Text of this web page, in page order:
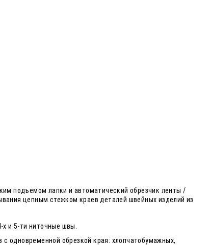
подъемом лапки и автоматический обрезчик ленты /
цепным стежком краев деталей швейных изделий из
и 5-ти ниточные швы.
одновременной обрезкой края: хлопчатобумажных,